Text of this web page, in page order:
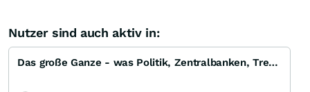
Nutzer sind auch aktiv in:
Das große Ganze - was Politik, Zentralbanken, Trends, Medien und Gesellschaft mit Aktien, Rohstoffen